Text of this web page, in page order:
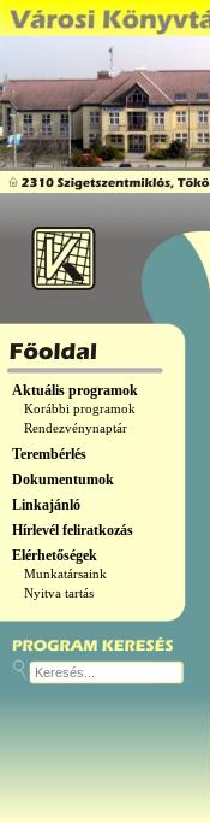
Aktuális programok
Korábbi programok
Rendezvénynaptár
Terembérlés
Dokumentumok
Linkajánló
Hírlevél feliratkozás
Elérhetőségek
Munkatársaink
Nyitva tartás